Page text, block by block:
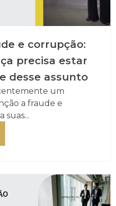
e corrupção:
precisa estar
desse assunto
um
a fraude e
suas...